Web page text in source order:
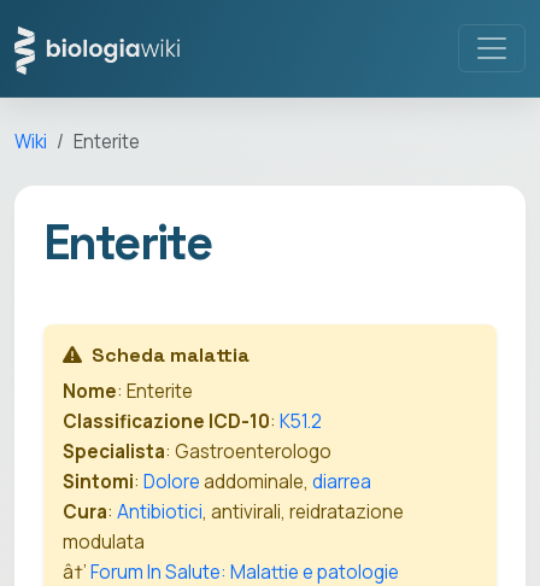
Wiki Enterite
Enterite
Scheda malattia
Nome: Enterite
Classificazione ICD-10: K51.2
Specialista: Gastroenterologo
Sintomi: Doloreaddominale, diarrea
Cura: Antibiotici, antivirali, reidratazione
modulata
â†’Forum In Salute: Malattie e patologie